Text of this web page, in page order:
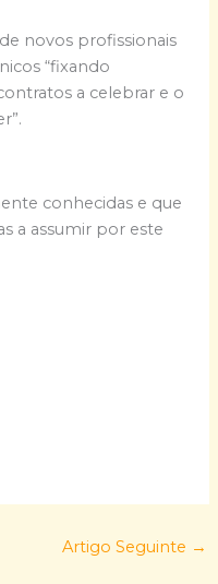
novos profissionais
“fixando
a celebrar e o
conhecidas e que
a assumir por este
Artigo Seguinte →